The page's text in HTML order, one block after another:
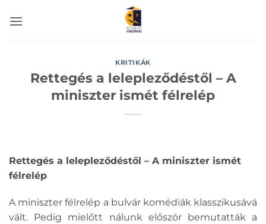
KRITIKÁK
Rettegés a lelepleződéstől – A
miniszter ismét félrelép
Rettegés a lelepleződéstől – A miniszter ismét
félrelép
A miniszter félrelép a bulvár komédiák klasszikusává
vált. Pedig mielőtt nálunk először bemutatták a